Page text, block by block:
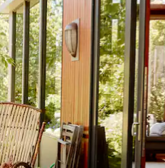
i prema dolje, kao i dodirom ili